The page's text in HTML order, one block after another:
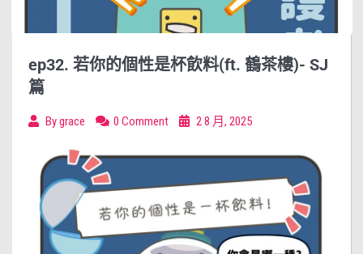
ep32. 若你的個性是杯飲料(ft. 鶴茶樓)- SJ
篇
Bygrace 0 Comment 2 8 月, 2025